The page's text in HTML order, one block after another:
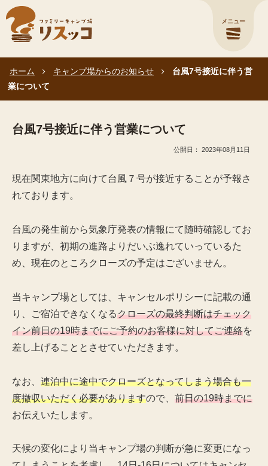
メニュー
ホーム キャンプ場からのお知らせ
台風7号接近に伴う営
業について
台風7号接近に伴う営業について
2023年08月11日
現在関東地方に向けて台風７号が接近することが予報さ
れております。
台風の発生前から気象庁発表の情報にて随時確認してお
りますが、初期の進路よりだいぶ逸れていっているた
め、現在のところクローズの予定はございません。
当キャンプ場としては、キャンセルポリシーに記載の通
り、ご宿泊できなくなるクローズの最終判断はチェック
イン前日の19時までにご予約のお客様に対してご連絡を
差し上げることとさせていただきます。
なお、 連泊中に途中でクローズとなってしまう場合も一
度撤収いただく必要がありますので、 前日の19時までに
お伝えいたします。
天候の変化により当キャンプ場の判断が急に変更になっ